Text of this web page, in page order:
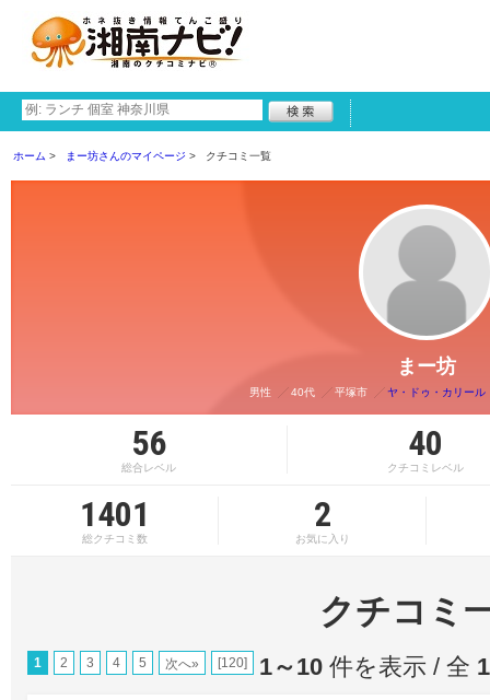
ホーム まー坊さんのマイページ クチコミ一覧
まー坊
男性 40代 平塚市 ヤ・ドゥ・カリー
56
総合レベル
40
クチコミレベル
1401
総クチコミ数
2
お気に入り
クチコミ
1 2 3 4 5 次へ» [120] 1～10 件を表示 / 全